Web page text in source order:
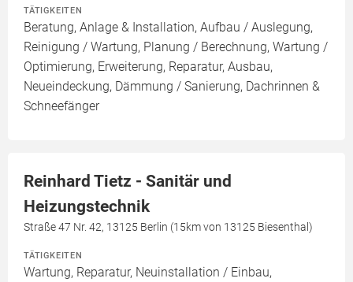
TÄTIGKEITEN
Beratung, Anlage & Installation, Aufbau / Auslegung,
Reinigung / Wartung, Planung / Berechnung, Wartung /
Optimierung, Erweiterung, Reparatur, Ausbau,
Neueindeckung, Dämmung / Sanierung, Dachrinnen &
Schneefänger
Reinhard Tietz - Sanitär und
Heizungstechnik
Straße 47 Nr. 42, 13125 Berlin (15km von 13125 Biesenthal)
TÄTIGKEITEN
Wartung, Reparatur, Neuinstallation / Einbau,